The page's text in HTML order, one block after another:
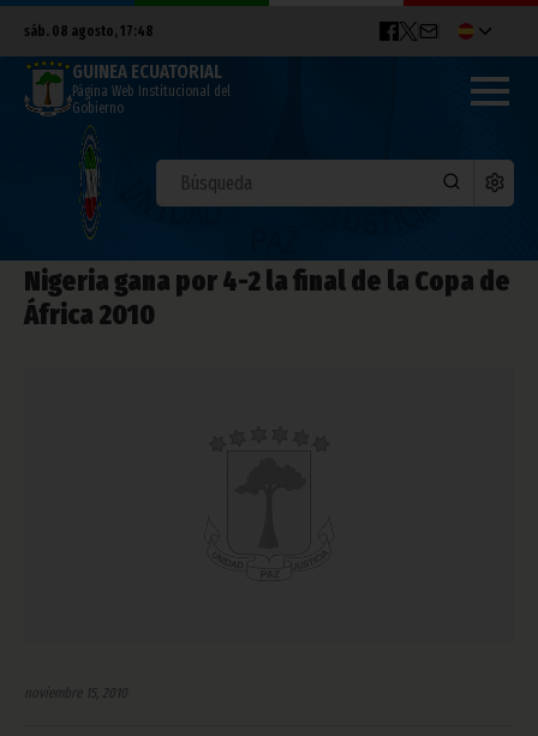
sáb. 08 agosto, 17:48
GUINEA ECUATORIAL
Página Web Institucional del
Gobierno
Nigeria gana por 4-2 la final de la Copa de
África 2010
noviembre 15, 2010